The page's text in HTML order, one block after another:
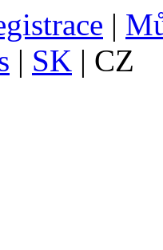
|
| SK | CZ